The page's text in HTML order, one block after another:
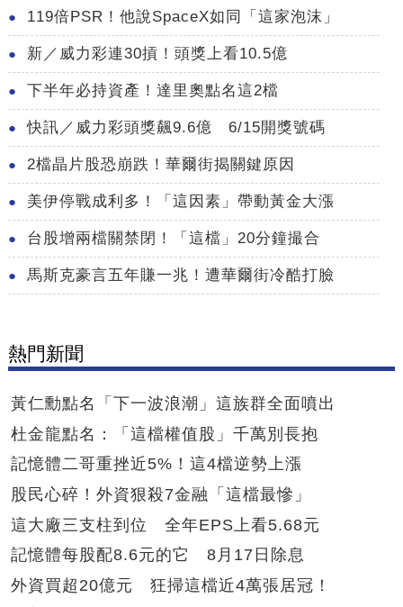
119倍PSR！他說SpaceX如同「這家泡沫」
新／威力彩連30摃！頭獎上看10.5億
下半年必持資產！達里奧點名這2檔
快訊／威力彩頭獎飆9.6億 6/15開獎號碼
2檔晶片股恐崩跌！華爾街揭關鍵原因
美伊停戰成利多！「這因素」帶動黃金大漲
台股增兩檔關禁閉！「這檔」20分鐘撮合
馬斯克豪言五年賺一兆！遭華爾街冷酷打臉
熱門新聞
黃仁勳點名「下一波浪潮」這族群全面噴出
杜金龍點名：「這檔權值股」千萬別長抱
記憶體二哥重挫近5%！這4檔逆勢上漲
股民心碎！外資狠殺7金融「這檔最慘」
這大廠三支柱到位 全年EPS上看5.68元
記憶體每股配8.6元的它 8月17日除息
外資買超20億元 狂掃這檔近4萬張居冠！